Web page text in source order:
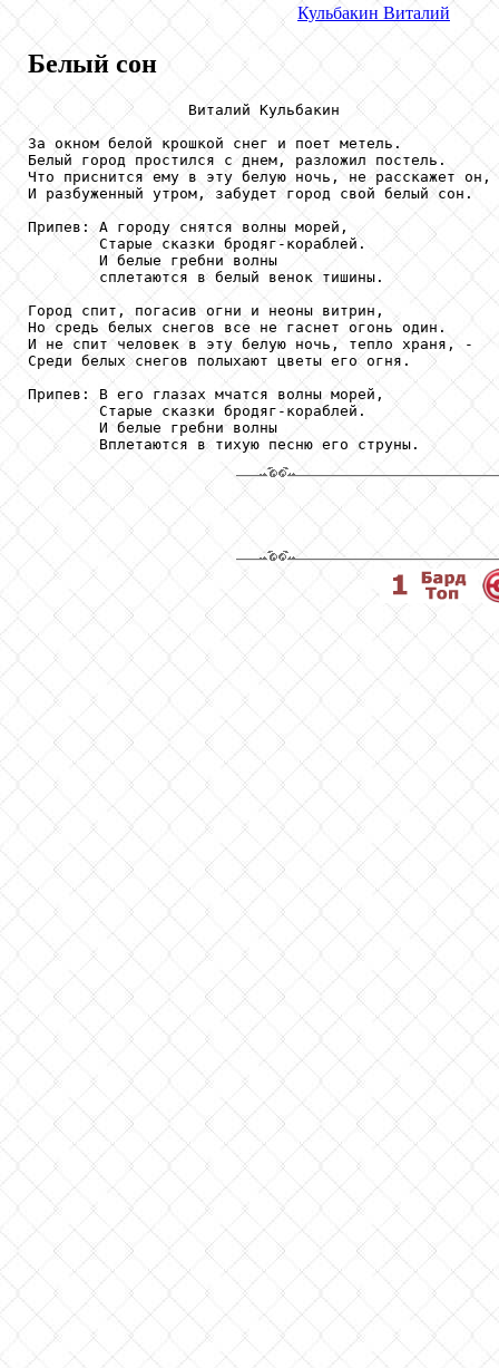
Кульбакин Виталий
Белый сон
                  Виталий Кульбакин
За окном белой крошкой снег и поет метель.
Белый город простился с днем, разложил постель.
Что приснится ему в эту белую ночь, не расскажет он,
И разбуженный утром, забудет город свой белый сон.
Припев: А городу снятся волны морей,
        Старые сказки бродяг-кораблей.
        И белые гребни волны
        сплетаются в белый венок тишины.
Город спит, погасив огни и неоны витрин,
Но средь белых снегов все не гаснет огонь один.
И не спит человек в эту белую ночь, тепло храня, -
Среди белых снегов полыхают цветы его огня.
Припев: В его глазах мчатся волны морей,
        Старые сказки бродяг-кораблей.
        И белые гребни волны
        Вплетаются в тихую песню его струны.